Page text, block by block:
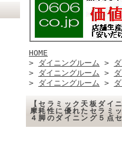
HOME
> ダイニングルーム >
> ダイニングルーム >
> ダイニングルーム >
【セラミック天板ダ
摩耗性に優れたセラミ
４脚のダイニング５点